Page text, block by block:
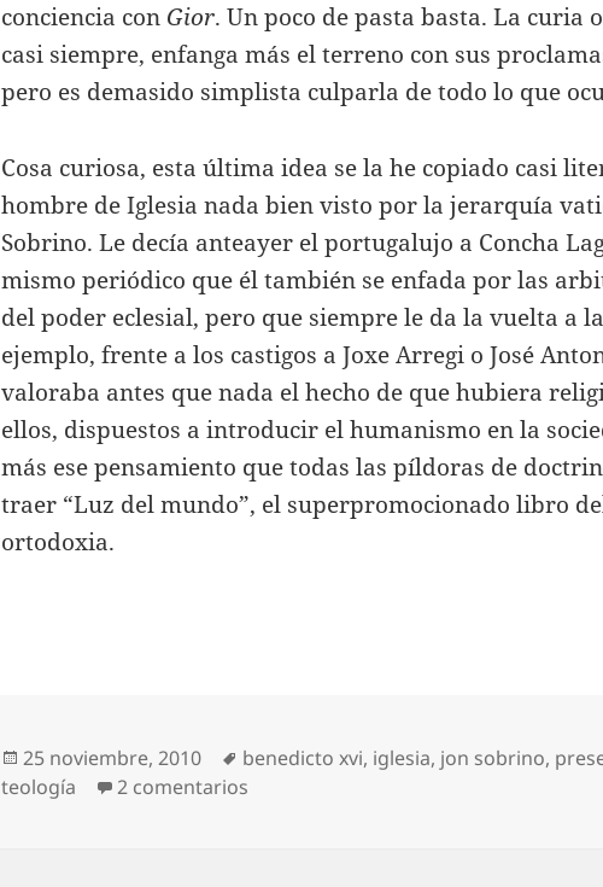
conciencia con Gior. Un poco de pasta basta. La curia
casi siempre, enfanga más el terreno con sus
pero es demasido simplista culparla de todo lo que
Cosa curiosa, esta última idea se la he copiado casi
hombre de Iglesia nada bien visto por la jerarquía
Sobrino. Le decía anteayer el portugalujo a Concha
mismo periódico que él también se enfada por las
del poder eclesial, pero que siempre le da la vuelta a
ejemplo, frente a los castigos a Joxe Arregi o José
valoraba antes que nada el hecho de que hubiera
ellos, dispuestos a introducir el humanismo en la
más ese pensamiento que todas las píldoras de
traer “Luz del mundo”, el superpromocionado libro
ortodoxia.
Publicado
el
25 noviembre, 2010 Etiquetas
benedicto xvi, iglesia, jon sobrino,
teología
2 comentarios